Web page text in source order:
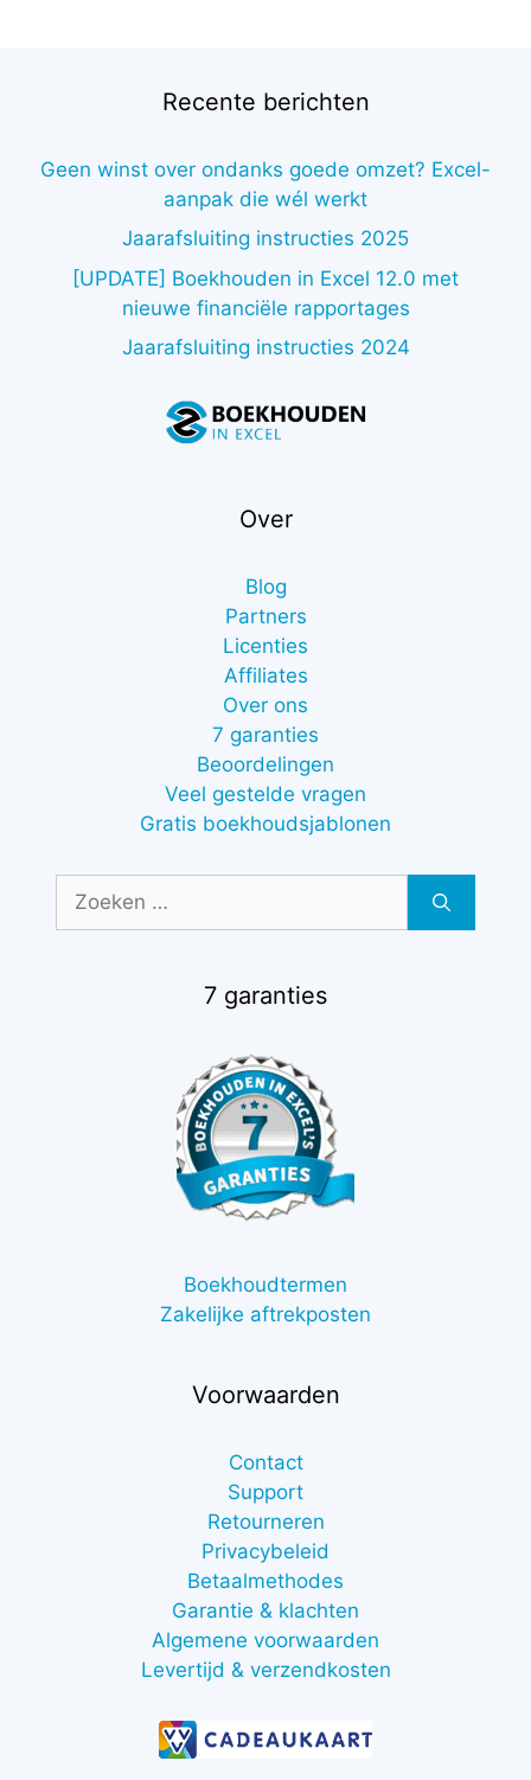
Recente berichten
Geen winst over ondanks goede omzet? Excel-
aanpak die wél werkt
Jaarafsluiting instructies 2025
[UPDATE] Boekhouden in Excel 12.0 met
nieuwe financiële rapportages
Jaarafsluiting instructies 2024
Over
Blog
Partners
Licenties
Affiliates
Over ons
7 garanties
Beoordelingen
Veel gestelde vragen
Gratis boekhoudsjablonen
Zoek
7 garanties
Boekhoudtermen
Zakelijke aftrekposten
Voorwaarden
Contact
Support
Retourneren
Privacybeleid
Betaalmethodes
Garantie & klachten
Algemene voorwaarden
Levertijd & verzendkosten